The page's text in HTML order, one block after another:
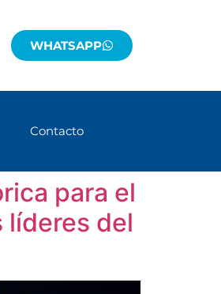
WHATSAPP
Contacto
para el
líderes del